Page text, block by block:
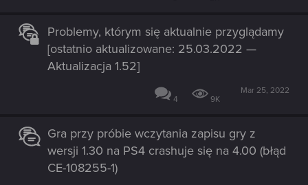
Problemy, którym się aktualnie przyglądamy
[ostatnio aktualizowane: 25.03.2022 —
Aktualizacja 1.52]
4 9K
Mar 25, 2022
Gra przy próbie wczytania zapisu gry z
wersji 1.30 na PS4 crashuje się na 4.00 (błąd
CE-108255-1)